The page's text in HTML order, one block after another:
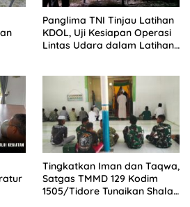
Panglima TNI Tinjau Latihan
KDOL, Uji Kesiapan Operasi
Lintas Udara dalam Latihan
Tingkatkan Iman dan Taqwa,
Satgas TMMD 129 Kodim
1505/Tidore Tunaikan Shalat